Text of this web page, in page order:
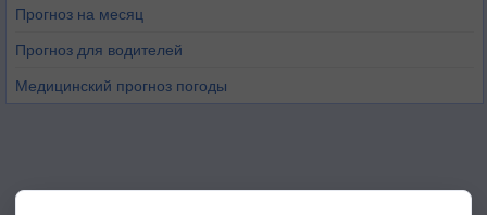
Прогноз на месяц
Прогноз для водителей
Медицинский прогноз погоды